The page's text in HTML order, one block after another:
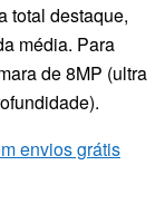
total destaque,
média. Para
de 8MP (ultra
envios grátis